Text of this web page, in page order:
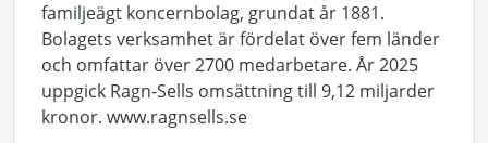
familjeägt koncernbolag, grundat år 1881.
Bolagets verksamhet är fördelat över fem länder
och omfattar över 2700 medarbetare. År 2025
uppgick Ragn-Sells omsättning till 9,12 miljarder
kronor. www.ragnsells.se